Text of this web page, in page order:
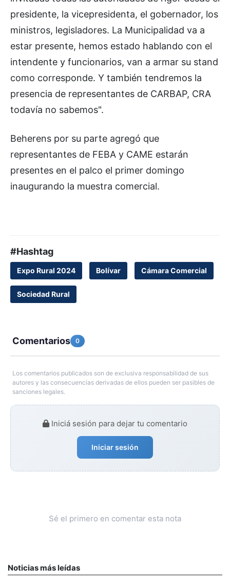
presidente, la vicepresidenta, el gobernador, los
ministros, legisladores. La Municipalidad va a
estar presente, hemos estado hablando con el
intendente y funcionarios, van a armar su stand
como corresponde. Y también tendremos la
presencia de representantes de CARBAP, CRA
todavía no sabemos".
Beherens por su parte agregó que
representantes de FEBA y CAME estarán
presentes en el palco el primer domingo
inaugurando la muestra comercial.
#Hashtag
Expo Rural 2024 Bolívar Cámara Comercial
Sociedad Rural
Comentarios 0
Los comentarios publicados son de exclusiva responsabilidad de sus
autores y las consecuencias derivadas de ellos pueden ser pasibles de
sanciones legales.
Iniciá sesión para dejar tu comentario
Iniciar sesión
Sé el primero en comentar esta nota
Noticias más leídas